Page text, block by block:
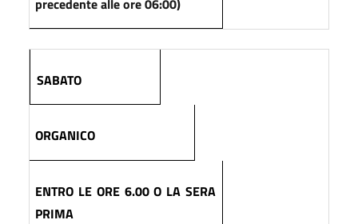
SABATO
ORGANICO
ENTRO LE ORE 6.00 O LA SERA
PRIMA